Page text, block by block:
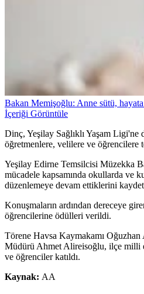
Bakan Memişoğlu: Anne sütü, hayata
İçeriği Görüntüle
Dinç, Yeşilay Sağlıklı Yaşam Ligi'ne
öğretmenlere, velilere ve öğrencilere
Yeşilay Edirne Temsilcisi Müzekka
mücadele kapsamında okullarda ve
düzenlemeye devam ettiklerini
Konuşmaların ardından dereceye
öğrencilerine ödülleri verildi.
Törene Havsa Kaymakamı
Müdürü Ahmet Alireisoğlu, ilçe milli
ve öğrenciler katıldı.
Kaynak: AA